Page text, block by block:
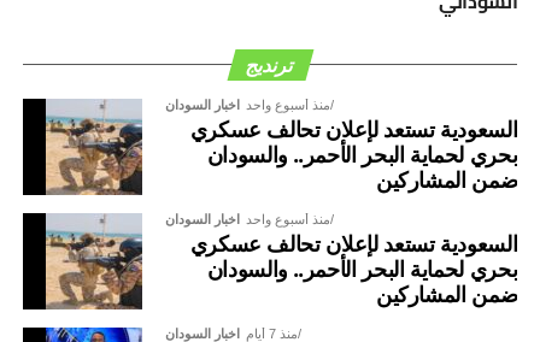
أن معالجة هذا الملف تقتضي أولاً أن تراجع الحكومة الكينية عن
سرقة الذهب السوداني، الذي يعاد تكريره وتصديره على أنه ذهب
كيني المنشأ، وكشف ان عائدات هذا الذهب تستخدم في تمويل
شراء الأسلحة التي تقتل السودانيين.
ترنديج
اخبار السودان منذ أسبوع واحد
السعودية تستعد لإعلان تحالف عسكري
بحري لحماية البحر الأحمر.. والسودان
ضمن المشاركين
اخبار السودان منذ أسبوع واحد
السعودية تستعد لإعلان تحالف عسكري
بحري لحماية البحر الأحمر.. والسودان
ضمن المشاركين
اخبار السودان منذ 7 أيام